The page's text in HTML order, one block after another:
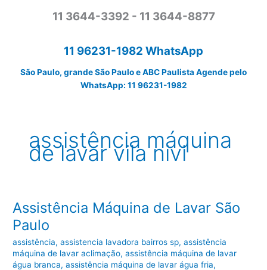
11 3644-3392 - 11 3644-8877
11 96231-1982 WhatsApp
São Paulo, grande São Paulo e ABC Paulista Agende pelo
WhatsApp: 11 96231-1982
assistência máquina
de lavar vila nivi
Assistência Máquina de Lavar São
Paulo
assistência,assistencia lavadora bairros sp,assistência
máquina de lavar aclimação,assistência máquina de lavar
água branca,assistência máquina de lavar água fria,